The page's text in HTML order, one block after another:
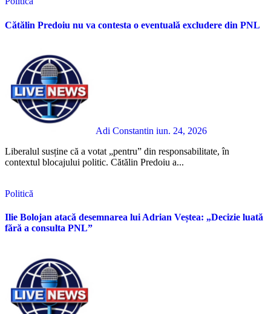
Cătălin Predoiu nu va contesta o eventuală excludere din PNL
Adi Constantin iun. 24, 2026
Liberalul susține că a votat „pentru” din responsabilitate, în
contextul blocajului politic. Cătălin Predoiu a...
Politică
Ilie Bolojan atacă desemnarea lui Adrian Veștea: „Decizie luată
fără a consulta PNL”